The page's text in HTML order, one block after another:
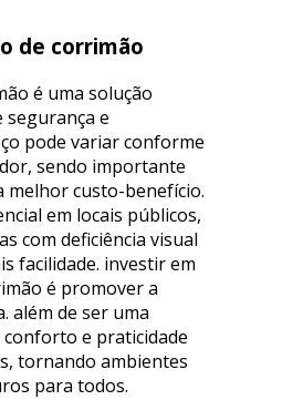
de corrimão
é uma solução
segurança e
pode variar conforme
sendo importante
melhor custo-benefício.
em locais públicos,
com deficiência visual
facilidade. investir em
é promover a
além de ser uma
conforto e praticidade
tornando ambientes
para todos.